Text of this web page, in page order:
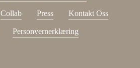
Collab Press Kontakt Oss
Personvernerklæring